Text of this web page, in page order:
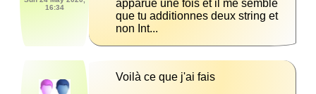
16:34
apparue une fois et il me semble
que tu additionnes deux string et
non Int...
Voilà ce que j'ai fais